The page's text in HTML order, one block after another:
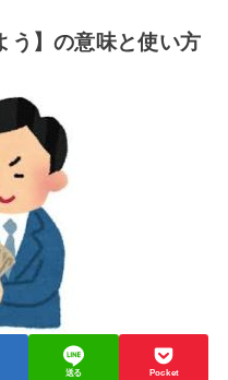
う】の意味と使い方
送る Pocket